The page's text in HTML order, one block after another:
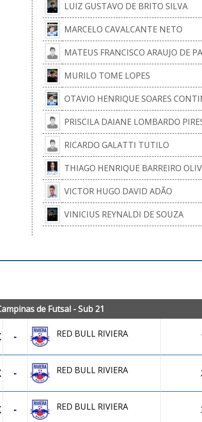
LUIZ GUSTAVO DE BRITO SILVA
MARCELO CAVALCANTE NETO
MATEUS FRANCISCO ARAUJO DE
MURILO TOME LOPES
OTAVIO HENRIQUE SOARES
PRISCILA DAIANE LOMBARDO
RICARDO GALATTI TUTILO
THIAGO HENRIQUE BARREIRO
VICTOR HUGO DAVID ADÃO
VINICIUS REYNALDI DE SOUZA
de Futsal - Sub 21
- RED BULL RIVIERA
- RED BULL RIVIERA
- RED BULL RIVIERA